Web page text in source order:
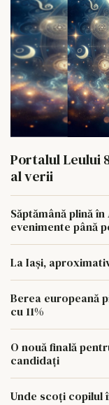
Portalul Leului
al verii
Săptămână plină
evenimente până
La Iași,
Berea europeană
cu 11%
O nouă finală
candidați
Unde scoți copilul